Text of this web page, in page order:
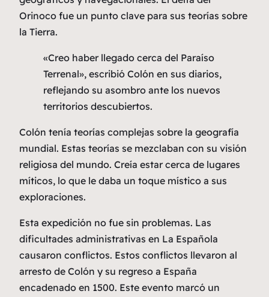
Orinoco fue un punto clave para sus teorías sobre
la Tierra.
«Creo haber llegado cerca del Paraíso
Terrenal», escribió Colón en sus diarios,
reflejando su asombro ante los nuevos
territorios descubiertos.
Colón tenía teorías complejas sobre la geografía
mundial. Estas teorías se mezclaban con su visión
religiosa del mundo. Creía estar cerca de lugares
míticos, lo que le daba un toque místico a sus
exploraciones.
Esta expedición no fue sin problemas. Las
dificultades administrativas en La Española
causaron conflictos. Estos conflictos llevaron al
arresto de Colón y su regreso a España
encadenado en 1500. Este evento marcó un